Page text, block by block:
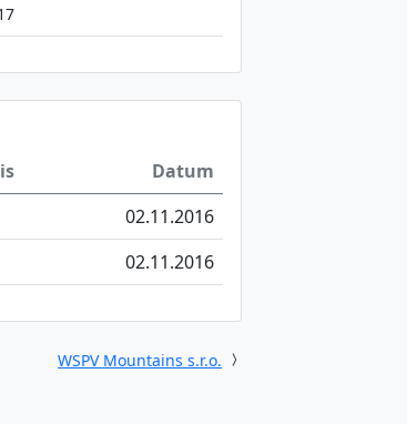
Datum
02.11.2016
02.11.2016
WSPV Mountains s.r.o.